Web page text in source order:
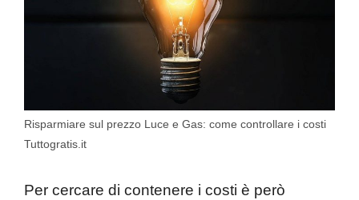
Risparmiare sul prezzo Luce e Gas: come controllare i costi
Tuttogratis.it
Per cercare di contenere i costi è però